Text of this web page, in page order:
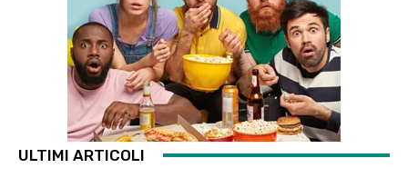
ULTIMI ARTICOLI